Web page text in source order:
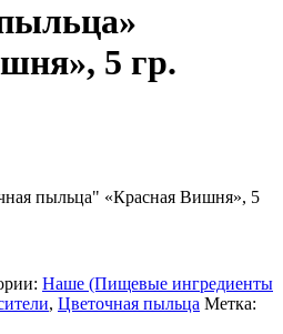
5 гр.
пыльца" «Красная Вишня», 5
Наше (Пищевые ингредиенты
, Цветочная пыльца Метка: